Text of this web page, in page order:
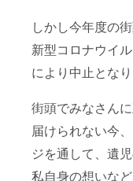
しかし今年度の
新型コロナウイ
により中止となり
街頭でみなさん
届けられない今
ジを通して、遺
私自身の想いな